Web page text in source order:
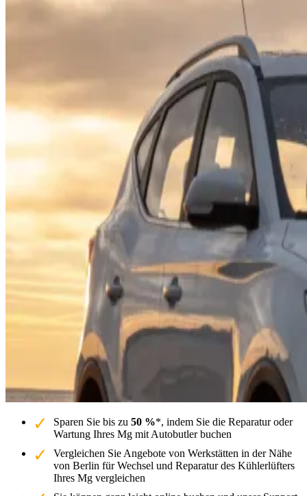
Sparen Sie bis zu 50 %*, indem Sie die Reparatur oder
Wartung Ihres Mg mit Autobutler buchen
Vergleichen Sie Angebote von Werkstätten in der Nähe
von Berlin für Wechsel und Reparatur des Kühlerlüfters
Ihres Mg vergleichen